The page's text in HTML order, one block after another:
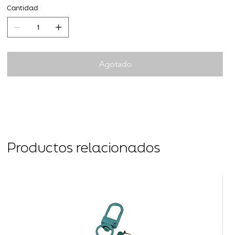
Cantidad
Agotado
Productos relacionados